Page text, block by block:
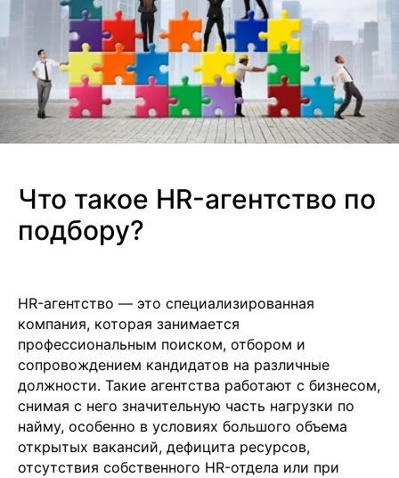
Что такое HR-агентство по
подбору?
HR-агентство — это специализированная
компания, которая занимается
профессиональным поиском, отбором и
сопровождением кандидатов на различные
должности. Такие агентства работают с бизнесом,
снимая с него значительную часть нагрузки по
найму, особенно в условиях большого объема
открытых вакансий, дефицита ресурсов,
отсутствия собственного HR-отдела или при